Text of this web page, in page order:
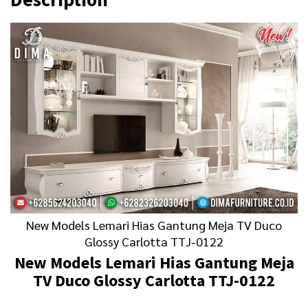
New Models Lemari Hias Gantung Meja TV Duco
Glossy Carlotta TTJ-0122
New Models Lemari Hias Gantung Meja
TVDuco Glossy Carlotta TTJ-0122